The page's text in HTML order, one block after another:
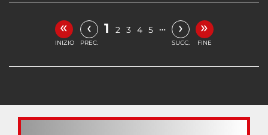
«
INIZIO
‹
PREC.
1 2 3 4 5 … ›
SUCC.
»
FINE